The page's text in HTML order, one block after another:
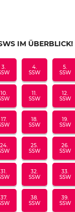
IM ÜBERBLICK!
3.
4.
SSW
5.
SSW
10.
11.
SSW
12.
SSW
17.
18.
SSW
19.
SSW
24.
25.
SSW
26.
SSW
31.
32.
SSW
33.
SSW
37.
38.
SSW
39.
SSW